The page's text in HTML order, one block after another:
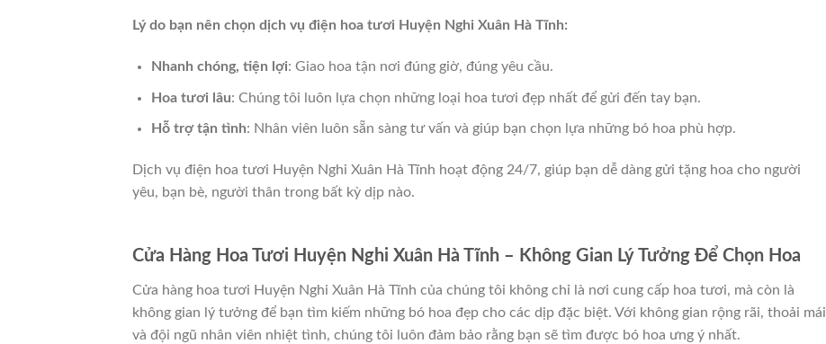
Lý do bạn nên chọn dịch vụ điện hoa tươi Huyện Nghi Xuân Hà Tĩnh:
Nhanh chóng, tiện lợi: Giao hoa tận nơi đúng giờ, đúng yêu cầu.
Hoa tươi lâu: Chúng tôi luôn lựa chọn những loại hoa tươi đẹp nhất để gửi đến tay bạn.
Hỗ trợ tận tình: Nhân viên luôn sẵn sàng tư vấn và giúp bạn chọn lựa những bó hoa phù hợp.
Dịch vụ điện hoa tươi Huyện Nghi Xuân Hà Tĩnh hoạt động 24/7, giúp bạn dễ dàng gửi tặng hoa cho người
yêu, bạn bè, người thân trong bất kỳ dịp nào.
Cửa Hàng Hoa Tươi Huyện Nghi Xuân Hà Tĩnh – Không Gian Lý Tưởng Để Chọn Hoa
Cửa hàng hoa tươi Huyện Nghi Xuân Hà Tĩnh của chúng tôi không chỉ là nơi cung cấp hoa tươi, mà còn là
không gian lý tưởng để bạn tìm kiếm những bó hoa đẹp cho các dịp đặc biệt. Với không gian rộng rãi, thoải mái
và đội ngũ nhân viên nhiệt tình, chúng tôi luôn đảm bảo rằng bạn sẽ tìm được bó hoa ưng ý nhất.